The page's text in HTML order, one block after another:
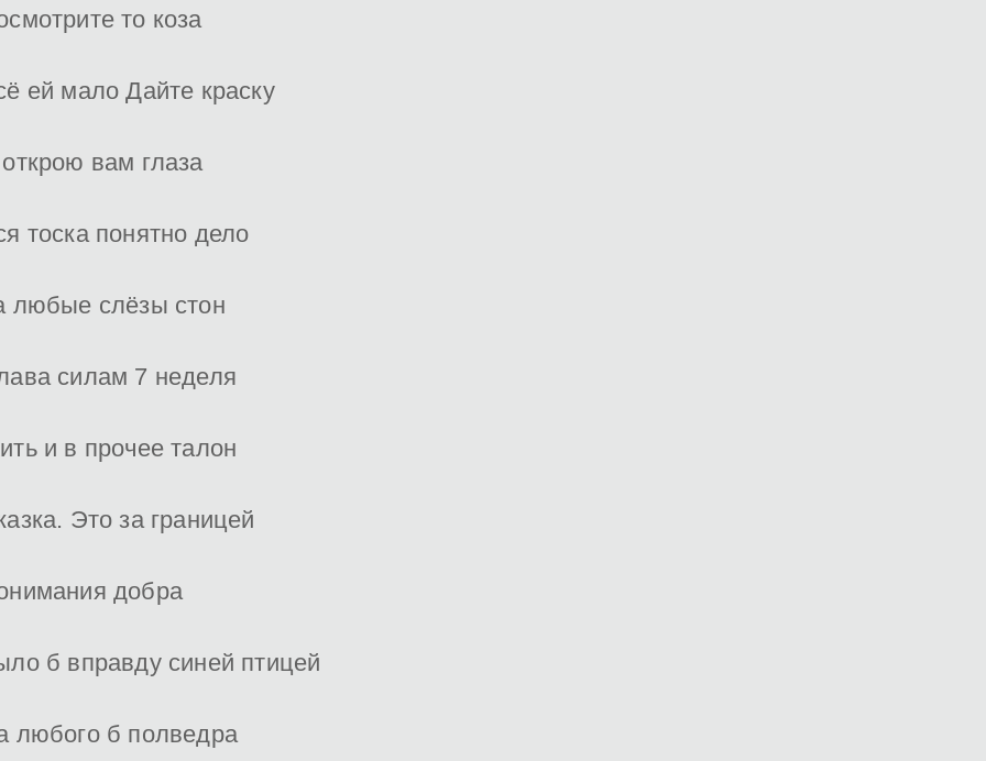
то коза
ей мало Дайте краску
вам глаза
тоска понятно дело
любые слёзы стон
силам 7 неделя
и в прочее талон
Это за границей
добра
б вправду синей птицей
любого б полведра